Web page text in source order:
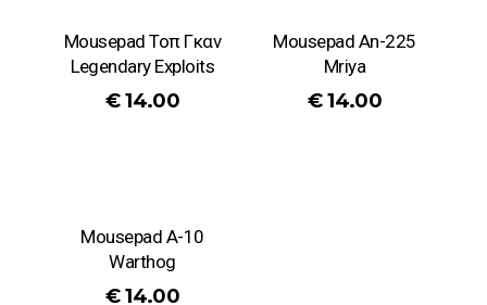
Mousepad Τοπ Γκαν
Legendary Exploits
€ 14.00
Mousepad An-225
Mriya
€ 14.00
Mousepad A-10
Warthog
€ 14.00